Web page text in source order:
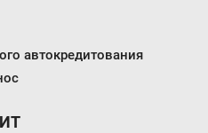
автокредитования